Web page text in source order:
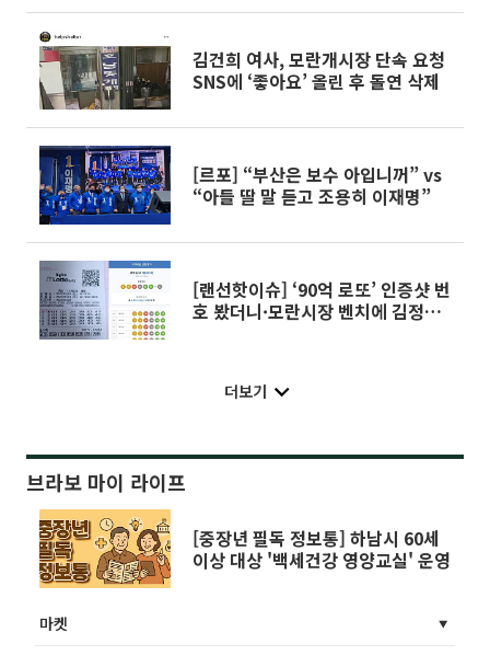
김건희 여사, 모란개시장 단속 요청
SNS에 ‘좋아요’ 올린 후 돌연 삭제
[르포] “부산은 보수 아입니꺼” vs
“아들 딸 말 듣고 조용히 이재명”
[랜선핫이슈] ‘90억 로또’ 인증샷 번
호 봤더니·모란시장 벤치에 김정은
더보기
브라보 마이 라이프
[중장년 필독 정보통] 하남시 60세
이상 대상 '백세건강 영양교실' 운영
마켓